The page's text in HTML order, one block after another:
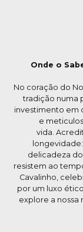
Onde o
No coração do
tradição numa
investimento em
e
vida.
delicadeza
resistem ao
Cavalinho,
por um luxo
explore a nossa